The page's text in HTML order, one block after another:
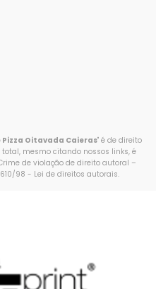
Pizza Oitavada Caieras" é de direito
mesmo citando nossos links, é
de violação de direito autoral –
98 - Lei de direitos autorais.